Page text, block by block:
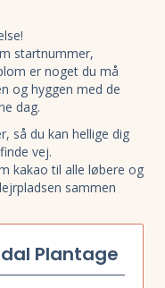
startnummer,
er noget du må
og hyggen med de
dag.
så du kan hellige dig
vej.
kakao til alle løbere og
sammen
Plantage